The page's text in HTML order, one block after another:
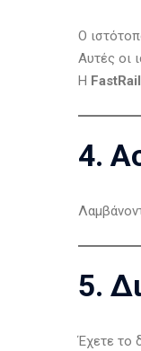
Ο
Αυτές οι
Η FastRail
4.
5.
Έχετε το